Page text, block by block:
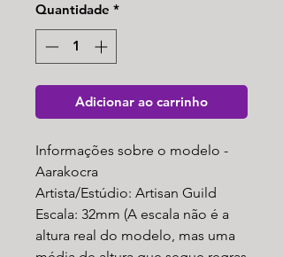
Quantidade *
Adicionar ao carrinho
Informações sobre o modelo -
Aarakocra
Artista/Estúdio: Artisan Guild
Escala: 32mm (A escala não é a
altura real do modelo, mas uma